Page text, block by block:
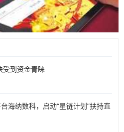
受到资金青睐
海纳数科，启动“星链计划”扶持直